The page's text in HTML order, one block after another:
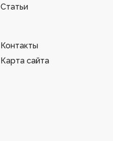
Статьи
Контакты
Карта сайта